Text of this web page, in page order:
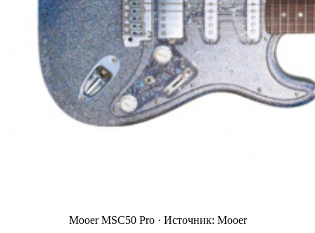
Mooer MSC50 Pro · Источник: Mooer